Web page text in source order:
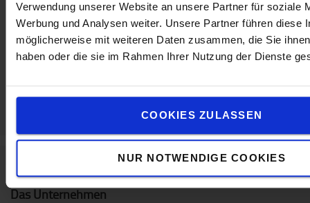
Verwendung unserer Website an unsere Partner für soziale
Werbung und Analysen weiter. Unsere Partner führen diese
möglicherweise mit weiteren Daten zusammen, die Sie
haben oder die sie im Rahmen Ihrer Nutzung der Dienste
COOKIES ZULASSEN
NUR NOTWENDIGE COOKIES
Kontaktieren Sie uns
Das Unternehmen